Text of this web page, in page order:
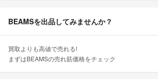
BEAMSを出品してみませんか？
買取よりも高値で売れる!
まずはBEAMSの売れ筋価格をチェック